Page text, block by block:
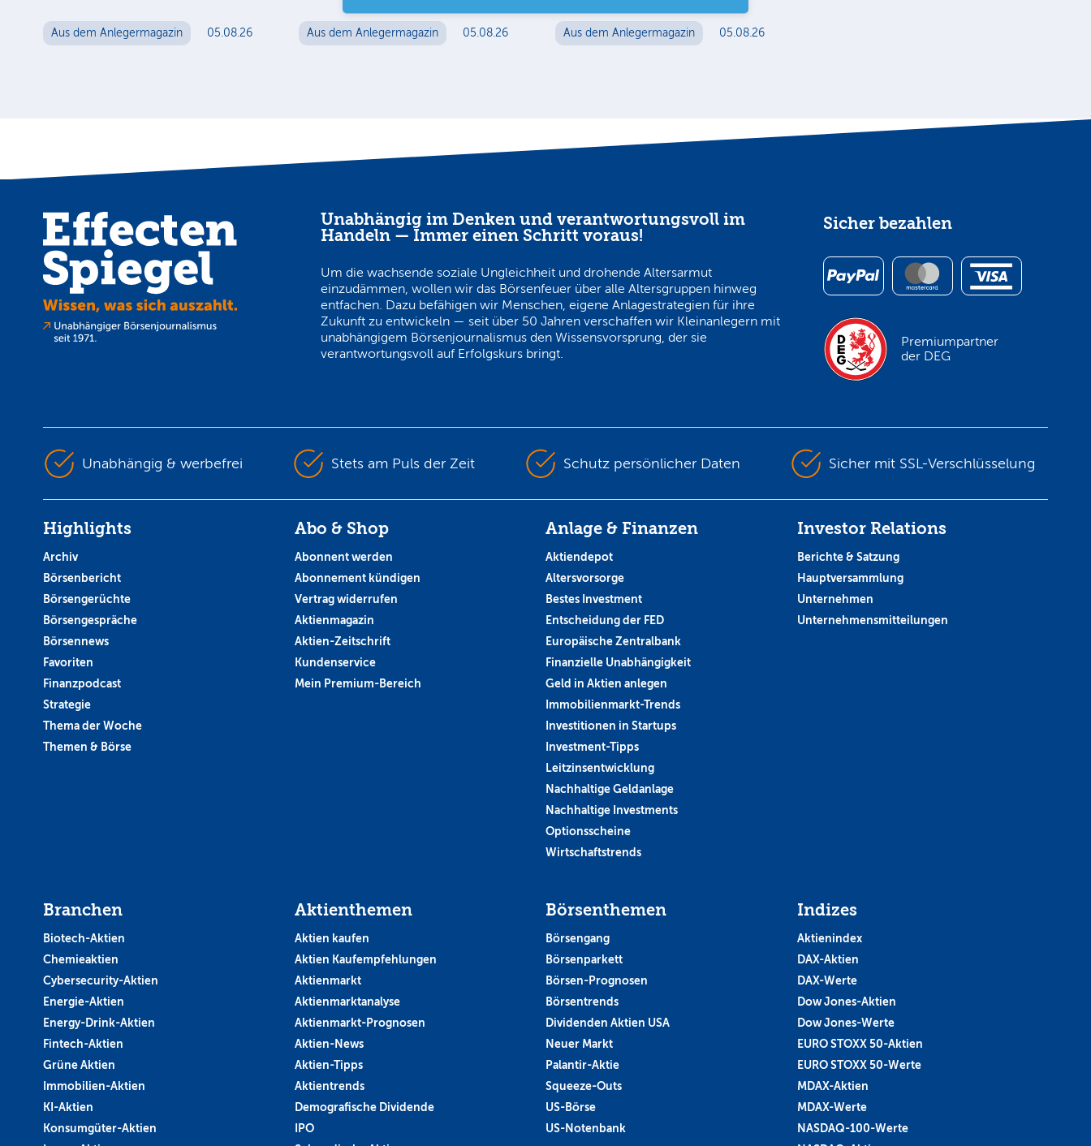
Aus dem Anlegermagazin 05.08.26 Aus dem Anlegermagazin 05.08.26 Aus dem Anlegermagazin 05.08.26
Unabhängig im Denken und verantwortungsvoll im
Handeln — Immer einen Schritt voraus!
Um die wachsende soziale Ungleichheit und drohende Altersarmut
einzudämmen, wollen wir das Börsenfeuer über alle Altersgruppen hinweg
entfachen. Dazu befähigen wir Menschen, eigene Anlagestrategien für ihre
Zukunft zu entwickeln — seit über 50 Jahren verschaffen wir Kleinanlegern mit
unabhängigem Börsenjournalismus den Wissensvorsprung, der sie
verantwortungsvoll auf Erfolgskurs bringt.
Sicher bezahlen
Premiumpartner
der DEG
Unabhängig & werbefrei Stets am Puls der Zeit Schutz persönlicher Daten Sicher mit SSL-Verschlüsselung
Highlights
Archiv
Börsenbericht
Börsengerüchte
Börsengespräche
Börsennews
Favoriten
Finanzpodcast
Strategie
Thema der Woche
Themen & Börse
Abo & Shop
Abonnent werden
Abonnement kündigen
Vertrag widerrufen
Aktienmagazin
Aktien-Zeitschrift
Kundenservice
Mein Premium-Bereich
Anlage & Finanzen
Aktiendepot
Altersvorsorge
Bestes Investment
Entscheidung der FED
Europäische Zentralbank
Finanzielle Unabhängigkeit
Geld in Aktien anlegen
Immobilienmarkt-Trends
Investitionen in Startups
Investment-Tipps
Leitzinsentwicklung
Nachhaltige Geldanlage
Nachhaltige Investments
Optionsscheine
Wirtschaftstrends
Investor Relations
Berichte & Satzung
Hauptversammlung
Unternehmen
Unternehmensmitteilungen
Branchen
Biotech-Aktien
Chemieaktien
Cybersecurity-Aktien
Energie-Aktien
Energy-Drink-Aktien
Fintech-Aktien
Grüne Aktien
Immobilien-Aktien
KI-Aktien
Konsumgüter-Aktien
Aktienthemen
Aktien kaufen
Aktien Kaufempfehlungen
Aktienmarkt
Aktienmarktanalyse
Aktienmarkt-Prognosen
Aktien-News
Aktien-Tipps
Aktientrends
Demografische Dividende
IPO
Börsenthemen
Börsengang
Börsenparkett
Börsen-Prognosen
Börsentrends
Dividenden Aktien USA
Neuer Markt
Palantir-Aktie
Squeeze-Outs
US-Börse
US-Notenbank
Indizes
Aktienindex
DAX-Aktien
DAX-Werte
Dow Jones-Aktien
Dow Jones-Werte
EURO STOXX 50-Aktien
EURO STOXX 50-Werte
MDAX-Aktien
MDAX-Werte
NASDAQ-100-Werte